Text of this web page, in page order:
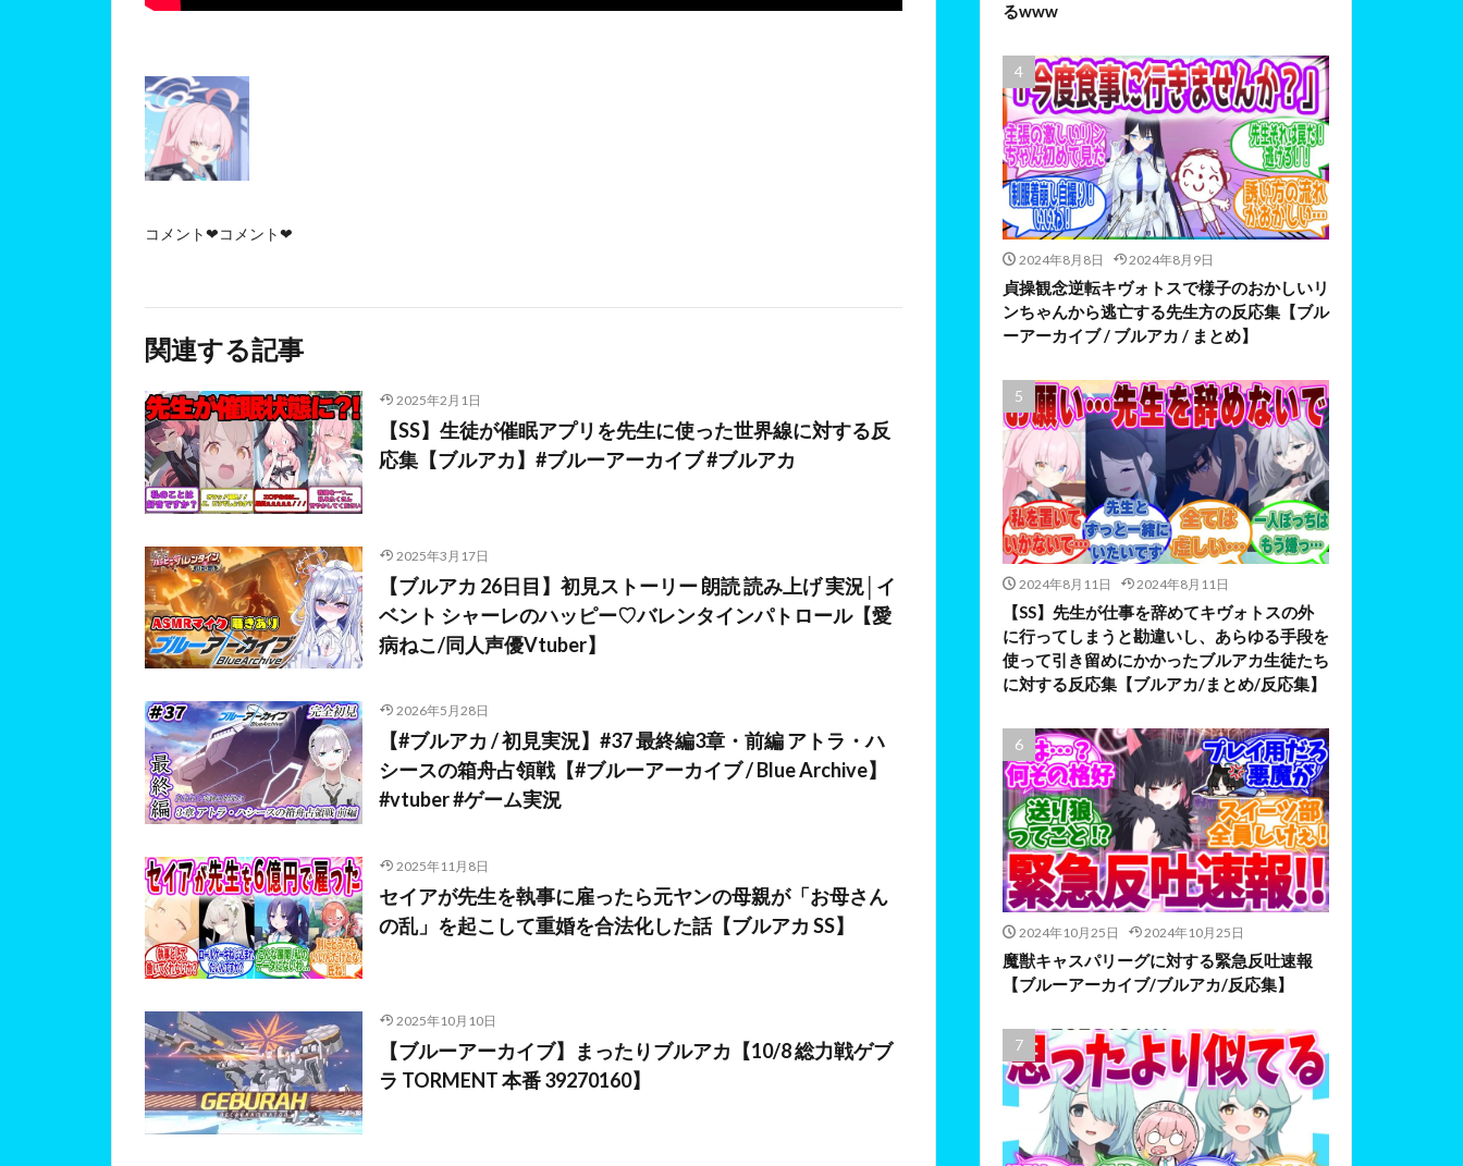
コメント❤コメント❤
関連する記事
2025年2月1日
【SS】生徒が催眠アプリを先生に使った世界線に対する反
応集【ブルアカ】#ブルーアーカイブ #ブルアカ
2025年3月17日
【ブルアカ 26日目】初見ストーリー 朗読 読み上げ 実況│イ
ベント シャーレのハッピー♡バレンタインパトロール【愛
病ねこ/同人声優Vtuber】
2026年5月28日
【#ブルアカ / 初見実況】#37 最終編3章・前編 アトラ・ハ
シースの箱舟占領戦【#ブルーアーカイブ / Blue Archive】
#vtuber #ゲーム実況
2025年11月8日
セイアが先生を執事に雇ったら元ヤンの母親が「お母さん
の乱」を起こして重婚を合法化した話【ブルアカ SS】
2025年10月10日
【ブルーアーカイブ】まったりブルアカ【10/8 総力戦ゲブ
ラ TORMENT 本番 39270160】
るwww
2024年8月8日 2024年8月9日
貞操観念逆転キヴォトスで様子のおかしいリ
ンちゃんから逃亡する先生方の反応集【ブル
ーアーカイブ / ブルアカ / まとめ】
2024年8月11日 2024年8月11日
【SS】先生が仕事を辞めてキヴォトスの外
に行ってしまうと勘違いし、あらゆる手段を
使って引き留めにかかったブルアカ生徒たち
に対する反応集【ブルアカ/まとめ/反応集】
2024年10月25日 2024年10月25日
魔獣キャスパリーグに対する緊急反吐速報
【ブルーアーカイブ/ブルアカ/反応集】